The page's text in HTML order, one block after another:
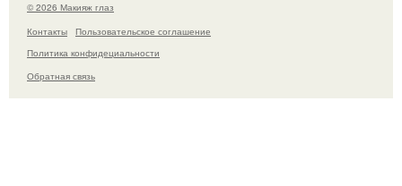
© 2026 Макияж глаз
Контакты
Пользовательское соглашение
Политика конфидециальности
Обратная связь